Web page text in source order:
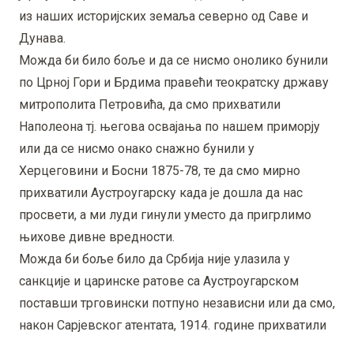
из наших историјских земаља северно од Саве и
Дунава.
Можда би било боље и да се нисмо онолико бунили
по Црној Гори и Брдима правећи теократску државу
митрополита Петровића, да смо прихватили
Наполеона тј. његова освајања по нашем приморју
или да се нисмо онако снажно бунили у
Херцеговини и Босни 1875-78, те да смо мирно
прихватили Аустроугарску када је дошла да нас
просвети, а ми луди гинули уместо да пригрлимо
њихове дивне вредности.
Можда би боље било да Србија није улазила у
санкције и царинске ратове са Аустроугарском
поставши трговински потпуно независни или да смо,
након Сарјевског атентата, 1914. године прихватили